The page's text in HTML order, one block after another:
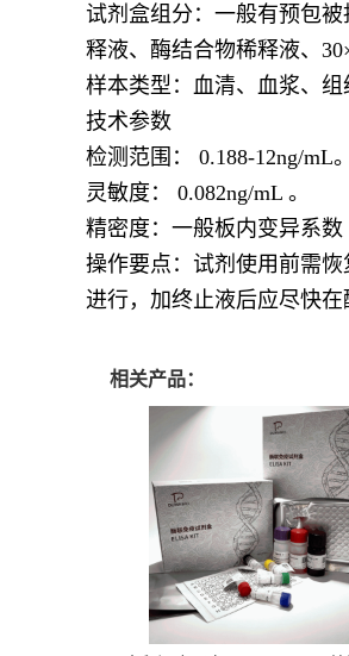
试剂盒组分：一般有预包
释液、酶结合物稀释液、
样本类型：血清、血浆、组
技术参数
检测范围： 0.188-12ng/mL。
灵敏度： 0.082ng/mL 。
精密度：一般板内变异系数
操作要点：试剂使用前需
进行，加终止液后应尽快在
相关产品：